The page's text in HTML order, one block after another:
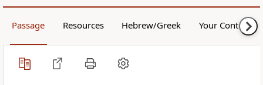
Passage Resources Hebrew/Greek Your Content